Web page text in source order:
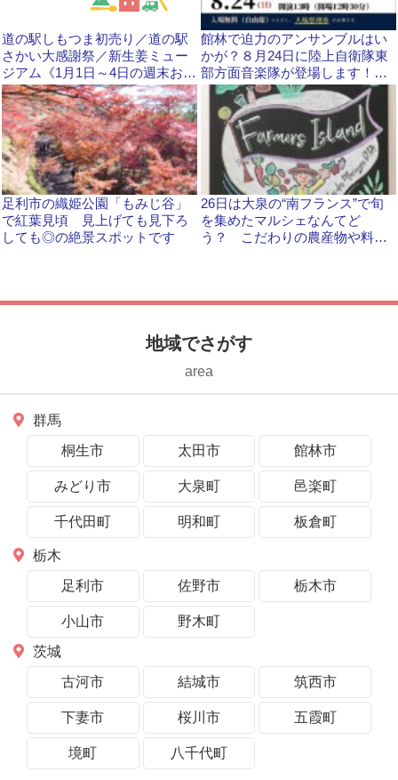
道の駅しもつま初売り／道の駅
さかい大感謝祭／新生姜ミュー
ジアム《1月1日～4日の週末おで
かけ情報》
館林で迫力のアンサンブルはい
かが？８月24日に陸上自衛隊東
部方面音楽隊が登場します！７
月12日から整理券を配布
足利市の織姫公園「もみじ谷」
で紅葉見頃 見上げても見下ろ
しても◎の絶景スポットです
26日は大泉の“南フランス”で旬
を集めたマルシェなんてど
う？ こだわりの農産物や料理
地域でさがす
area
群馬
桐生市
太田市 館林市
みどり市 大泉町 邑楽町
千代田町 明和町 板倉町
栃木
足利市
佐野市 栃木市
小山市
野木町
茨城
古河市
結城市 筑西市
下妻市 桜川市 五霞町
境町 八千代町